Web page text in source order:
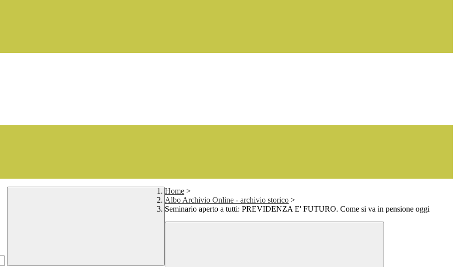
Home >
Albo Archivio Online - archivio storico >
Seminario aperto a tutti: PREVIDENZA E' FUTURO. Come si va in pensione oggi